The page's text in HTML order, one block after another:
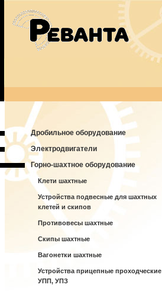
Дробильное оборудование
Электродвигатели
Горно-шахтное оборудование
Клети шахтные
Устройства подвесные для шахтных
клетей и скипов
Противовесы шахтные
Скипы шахтные
Вагонетки шахтные
Устройства прицепные проходческие
УПП, УПЗ